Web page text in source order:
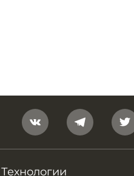
Технологии